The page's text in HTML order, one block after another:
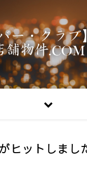
ヒットしまし